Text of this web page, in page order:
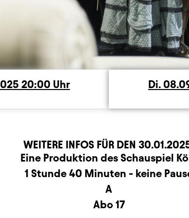
20:00 Uhr Di.
WEITERE INFOS FÜR DEN
Eine Produktion des Schauspiel
1 Stunde 40 Minuten - keine
A
Abo 17